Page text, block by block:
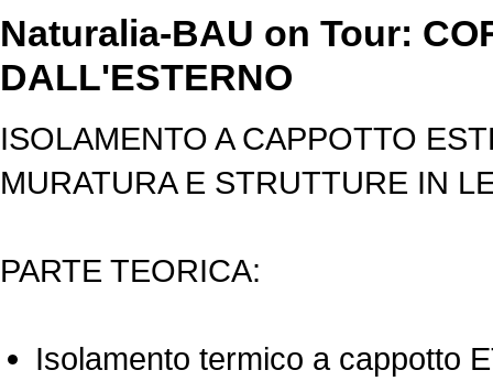
Naturalia-BAU on Tour:
DALL'ESTERNO
ISOLAMENTO A CAPPOTTO
MURATURA E STRUTTURE IN
PARTE TEORICA:
Isolamento termico a cappotto